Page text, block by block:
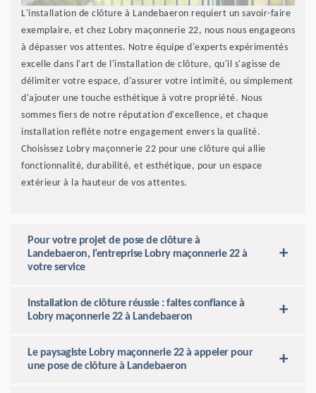
L'installation de clôture à Landebaeron requiert un savoir-faire
exemplaire, et chez Lobry maçonnerie 22, nous nous engageons
à dépasser vos attentes. Notre équipe d'experts expérimentés
excelle dans l'art de l'installation de clôture, qu'il s'agisse de
délimiter votre espace, d'assurer votre intimité, ou simplement
d'ajouter une touche esthétique à votre propriété. Nous
sommes fiers de notre réputation d'excellence, et chaque
installation reflète notre engagement envers la qualité.
Choisissez Lobry maçonnerie 22 pour une clôture qui allie
fonctionnalité, durabilité, et esthétique, pour un espace
extérieur à la hauteur de vos attentes.
Pour votre projet de pose de clôture à
Landebaeron, l’entreprise Lobry maçonnerie 22 à
votre service
Installation de clôture réussie : faites confiance à
Lobry maçonnerie 22 à Landebaeron
Le paysagiste Lobry maçonnerie 22 à appeler pour
une pose de clôture à Landebaeron